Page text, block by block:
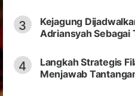
3
Kejagung
Adriansyah Sebagai
4
Langkah Strategis
Menjawab